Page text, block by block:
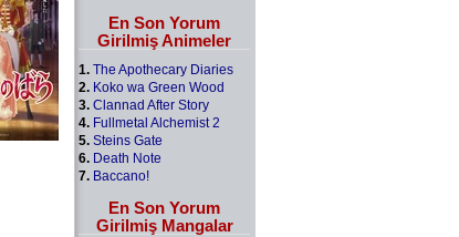
En Son Yorum
Girilmiş Animeler
1. The Apothecary Diaries
2. Koko wa Green Wood
3. Clannad After Story
4. Fullmetal Alchemist 2
5. Steins Gate
6. Death Note
7. Baccano!
En Son Yorum
Girilmiş Mangalar